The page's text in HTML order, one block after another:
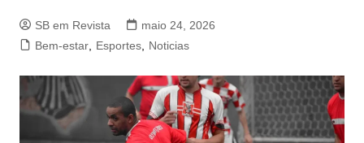
SB em Revista
maio 24, 2026
Bem-estar, Esportes, Noticias